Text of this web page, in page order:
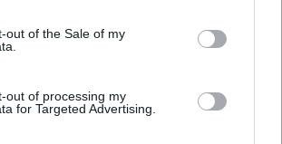
below specified purposes in below Google
out of the Sale of my
out of processing my
for Targeted Advertising.